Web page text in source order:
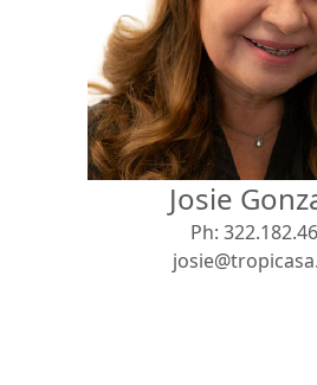
Pie de Playa Buscar usando:
USD MXN
Josie
Ph: